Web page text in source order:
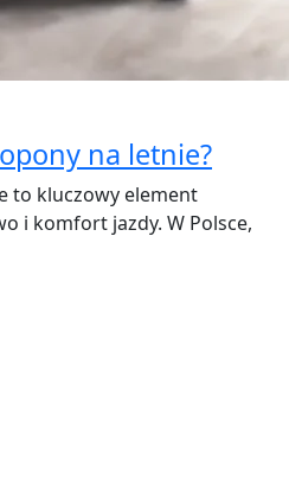
na letnie?
to kluczowy element
i komfort jazdy. W Polsce,